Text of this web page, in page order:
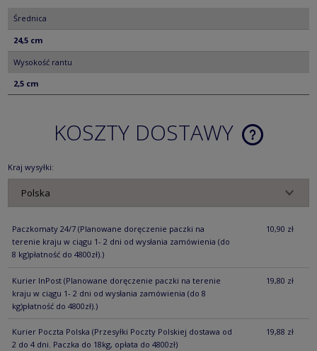
Średnica
24,5 cm
Wysokość rantu
2,5 cm
KOSZTY DOSTAWY
CENA NIE
Kraj wysyłki:
Paczkomaty 24/7 (Planowane doręczenie paczki na
terenie kraju w ciągu 1- 2 dni od wysłania zamówienia (do
8 kg)płatność do 4800zł).)
10,90 zł
Kurier InPost (Planowane doręczenie paczki na terenie
kraju w ciągu 1- 2 dni od wysłania zamówienia (do 8
kg)płatność do 4800zł).)
19,80 zł
Kurier Poczta Polska (Przesyłki Poczty Polskiej dostawa od
2 do 4 dni. Paczka do 18kg, opłata do 4800zł)
19,88 zł